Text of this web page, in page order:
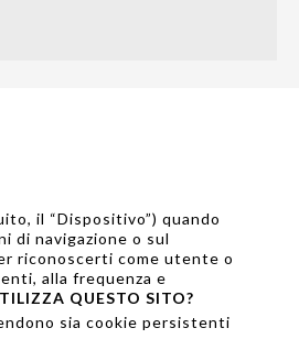
il “Dispositivo”) quando
di navigazione o sul
riconoscerti come utente o
alla frequenza e
QUESTO SITO?
sia cookie persistenti